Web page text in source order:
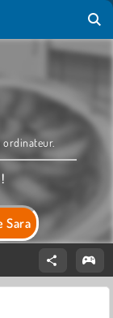
Sara
ordinateur.